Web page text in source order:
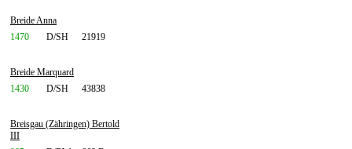
Breide Anna
1470
D/SH 21919
Breide Marquard
1430
D/SH 43838
Breisgau (Zähringen) Bertold
III